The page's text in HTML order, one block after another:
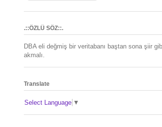
.::ÖZLÜ SÖZ::.
DBA eli değmiş bir veritabanı baştan sona şiir
akmalı.
Translate
Select Language ▼